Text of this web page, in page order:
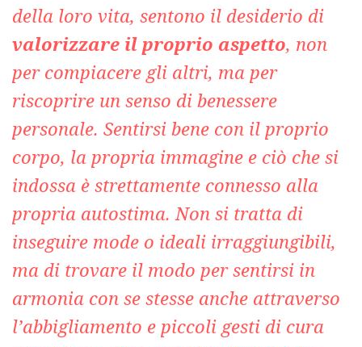
della loro vita, sentono il desiderio di
valorizzare il proprio aspetto, non
per compiacere gli altri, ma per
riscoprire un senso di benessere
personale. Sentirsi bene con il proprio
corpo, la propria immagine e ciò che si
indossa è strettamente connesso alla
propria autostima. Non si tratta di
inseguire mode o ideali irraggiungibili,
ma di trovare il modo per sentirsi in
armonia con se stesse anche attraverso
l’abbigliamento e piccoli gesti di cura